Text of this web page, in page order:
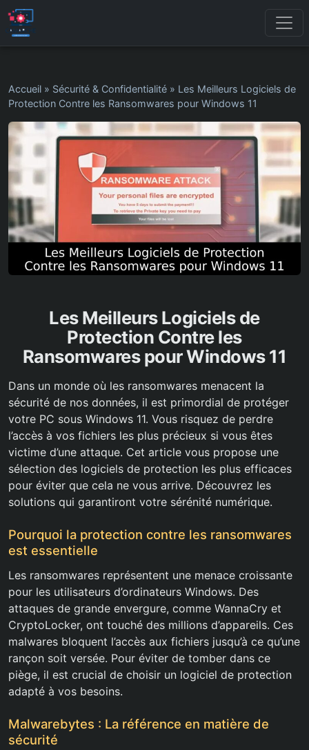
Accueil » Sécurité & Confidentialité » Les Meilleurs Logiciels de
Protection Contre les Ransomwares pour Windows 11
Les Meilleurs Logiciels de
Protection Contre les
Ransomwares pour Windows 11
Dans un monde où les ransomwares menacent la
sécurité de nos données, il est primordial de protéger
votre PC sous Windows 11. Vous risquez de perdre
l’accès à vos fichiers les plus précieux si vous êtes
victime d’une attaque. Cet article vous propose une
sélection des logiciels de protection les plus efficaces
pour éviter que cela ne vous arrive. Découvrez les
solutions qui garantiront votre sérénité numérique.
Pourquoi la protection contre les ransomwares
est essentielle
Les ransomwares représentent une menace croissante
pour les utilisateurs d’ordinateurs Windows. Des
attaques de grande envergure, comme WannaCry et
CryptoLocker, ont touché des millions d’appareils. Ces
malwares bloquent l’accès aux fichiers jusqu’à ce qu’une
rançon soit versée. Pour éviter de tomber dans ce
piège, il est crucial de choisir un logiciel de protection
adapté à vos besoins.
Malwarebytes : La référence en matière de
sécurité